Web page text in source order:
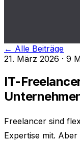
← Alle Beiträge
21. März 2026 · 9
IT-
Freelancer sind
Expertise mit.